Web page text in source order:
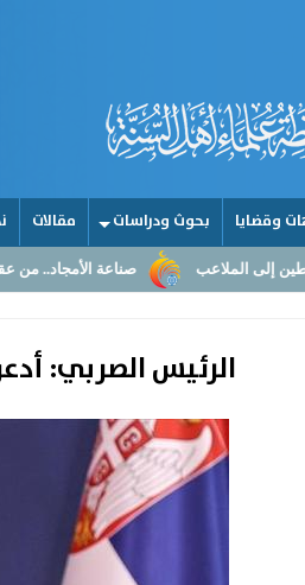
وقضايا بحوث ودراسات مقالات
صناعة الأمجاد.. من عقول المصلحين إلى أقدام
الرئيس الصربي: